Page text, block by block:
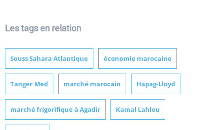
Les tags en relation
Souss Sahara Atlantique économie marocaine
Tanger Med marché marocain Hapag-Lloyd
marché frigorifique à Agadir Kamal Lahlou